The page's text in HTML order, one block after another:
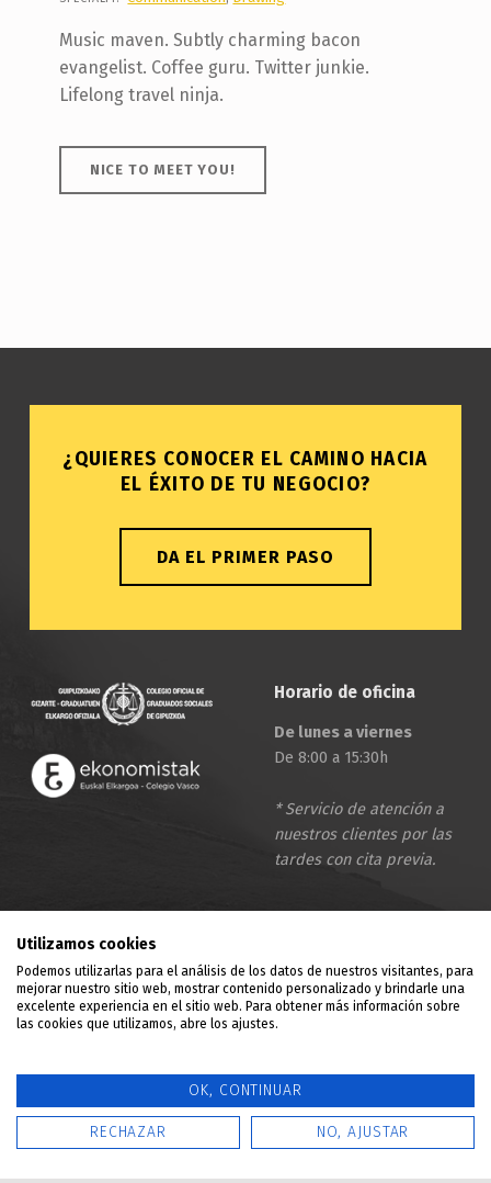
MENU
Music maven. Subtly charming bacon
evangelist. Coffee guru. Twitter junkie.
Lifelong travel ninja.
NICE TO MEET YOU!
¿QUIERES CONOCER EL CAMINO HACIA
EL ÉXITO DE TU NEGOCIO?
DA EL PRIMER PASO
Horario de oficina
De lunes a viernes
De 8:00 a 15:30h
* Servicio de atención a
nuestros clientes por las
tardes con cita previa.
Emprendizaje
Mercantil
Fiscal
Utilizamos cookies
Podemos utilizarlas para el análisis de los datos de nuestros visitantes, para
mejorar nuestro sitio web, mostrar contenido personalizado y brindarle una
excelente experiencia en el sitio web. Para obtener más información sobre
las cookies que utilizamos, abre los ajustes.
OK, CONTINUAR
RECHAZAR NO, AJUSTAR